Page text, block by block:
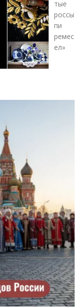
тые
россы
пи
ремес
ел»